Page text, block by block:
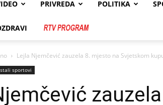
PRIVREDA POLITIKA
Lejla Njemčević zauzela 8. mjesto na Svjetskom
sportovi